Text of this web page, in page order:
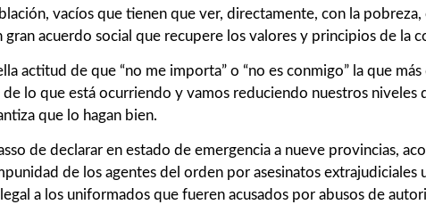
vacíos que tienen que ver, directamente, con la
acuerdo social que recupere los valores y principios de la
actitud de que “no me importa” o “no es conmigo” la que
lo que está ocurriendo y vamos reduciendo nuestros
que lo hagan bien.
de declarar en estado de emergencia a nueve provincias,
de los agentes del orden por asesinatos extrajudiciales
a los uniformados que fueren acusados por abusos de